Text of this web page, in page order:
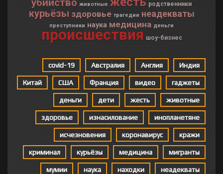
убийство животные родственники
курьёзы здоровье трагедии неадекваты
преступники наука медицина деньги
происшествия шоу-бизнес
covid-19 Австралия Англия Индия
Китай США Франция видео гаджеты
деньги дети жесть животные
здоровье изнасилование инопланетяне
исчезновения коронавирус кражи
криминал курьёзы медицина мигранты
мумии наука находки неадекваты